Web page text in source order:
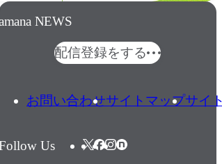
NEWS
配信登録をする
お問い合わせサイトマップサイ
Us